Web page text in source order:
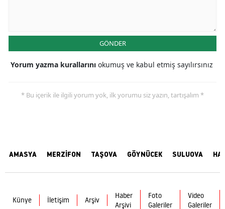
GÖNDER
Yorum yazma kurallarını okumuş ve kabul etmiş sayılırsınız
* Bu içerik ile ilgili yorum yok, ilk yorumu siz yazın, tartışalım *
AMASYA MERZİFON TAŞOVA GÖYNÜCEK SULUOVA
Künye İletişim Arşiv
Haber
Arşivi
Foto
Galeriler
Video
Galeriler